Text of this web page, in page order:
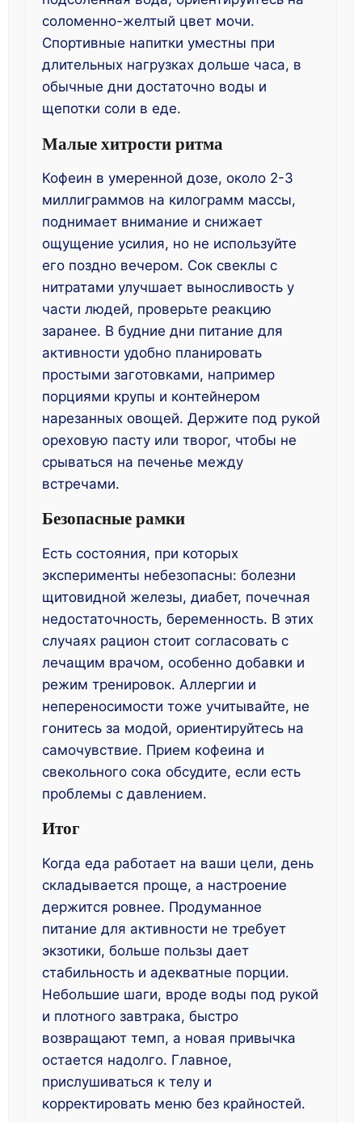
соломенно-желтый цвет мочи.
Спортивные напитки уместны при
длительных нагрузках дольше часа, в
обычные дни достаточно воды и
щепотки соли в еде.
Малые хитрости ритма
Кофеин в умеренной дозе, около 2-3
миллиграммов на килограмм массы,
поднимает внимание и снижает
ощущение усилия, но не используйте
его поздно вечером. Сок свеклы с
нитратами улучшает выносливость у
части людей, проверьте реакцию
заранее. В будние дни питание для
активности удобно планировать
простыми заготовками, например
порциями крупы и контейнером
нарезанных овощей. Держите под рукой
ореховую пасту или творог, чтобы не
срываться на печенье между
встречами.
Безопасные рамки
Есть состояния, при которых
эксперименты небезопасны: болезни
щитовидной железы, диабет, почечная
недостаточность, беременность. В этих
случаях рацион стоит согласовать с
лечащим врачом, особенно добавки и
режим тренировок. Аллергии и
непереносимости тоже учитывайте, не
гонитесь за модой, ориентируйтесь на
самочувствие. Прием кофеина и
свекольного сока обсудите, если есть
проблемы с давлением.
Итог
Когда еда работает на ваши цели, день
складывается проще, а настроение
держится ровнее. Продуманное
питание для активности не требует
экзотики, больше пользы дает
стабильность и адекватные порции.
Небольшие шаги, вроде воды под рукой
и плотного завтрака, быстро
возвращают темп, а новая привычка
остается надолго. Главное,
прислушиваться к телу и
корректировать меню без крайностей.